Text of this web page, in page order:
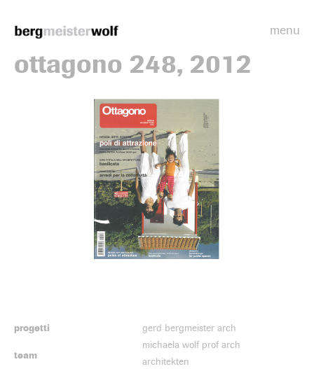
menu
ottagono 248, 2012
progetti
team
gerd bergmeister arch
michaela wolf prof arch
architekten